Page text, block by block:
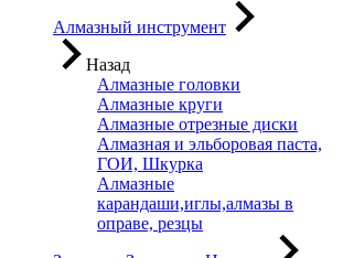
Алмазный инструмент
Назад
Алмазные головки
Алмазные круги
Алмазные отрезные диски
Алмазная и эльборовая паста,
ГОИ, Шкурка
Алмазные
карандаши,иглы,алмазы в
оправе, резцы